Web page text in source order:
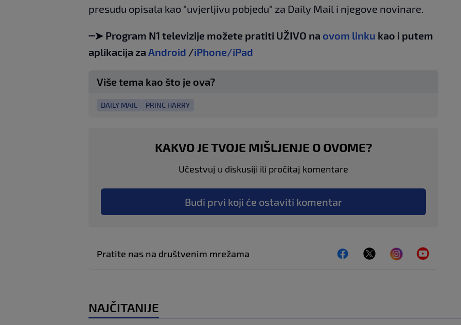
presudu opisala kao "uvjerljivu pobjedu" za Daily Mail i njegove novinare.
┈➤ Program N1 televizije možete pratiti UŽIVO na ovom linku kao i putem
aplikacija za Android /iPhone/iPad
Više tema kao što je ova?
DAILY MAIL PRINC HARRY
KAKVO JE TVOJE MIŠLJENJE O OVOME?
Učestvuj u diskusiji ili pročitaj komentare
Budi prvi koji će ostaviti komentar
Pratite nas na društvenim mrežama
NAJČITANIJE